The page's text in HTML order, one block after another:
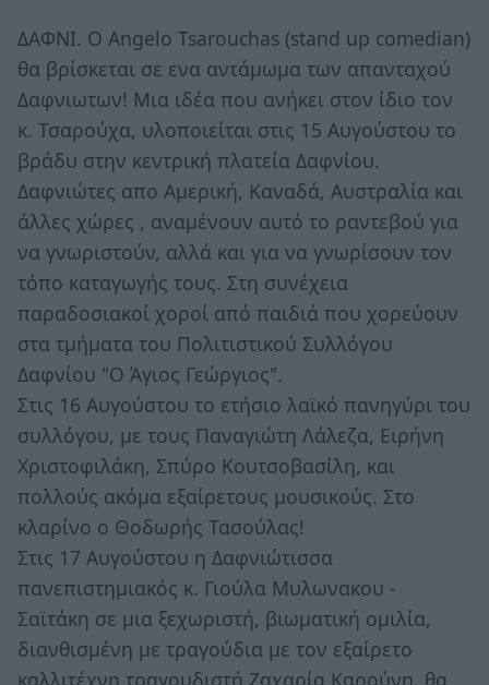
ΔΑΦΝΙ. Ο Angelo Tsarouchas (stand up comedian)
θα βρίσκεται σε ενα αντάμωμα των απανταχού
Δαφνιωτων! Μια ιδέα που ανήκει στον ίδιο τον
κ. Τσαρούχα, υλοποιείται στις 15 Αυγούστου το
βράδυ στην κεντρική πλατεία Δαφνίου.
Δαφνιώτες απο Αμερική, Καναδά, Αυστραλία και
άλλες χώρες , αναμένουν αυτό το ραντεβού για
να γνωριστούν, αλλά και για να γνωρίσουν τον
τόπο καταγωγής τους. Στη συνέχεια
παραδοσιακοί χοροί από παιδιά που χορεύουν
στα τμήματα του Πολιτιστικού Συλλόγου
Δαφνίου "Ο Άγιος Γεώργιος".
Στις 16 Αυγούστου το ετήσιο λαϊκό πανηγύρι του
συλλόγου, με τους Παναγιώτη Λάλεζα, Ειρήνη
Χριστοφιλάκη, Σπύρο Κουτσοβασίλη, και
πολλούς ακόμα εξαίρετους μουσικούς. Στο
κλαρίνο ο Θοδωρής Τασούλας!
Στις 17 Αυγούστου η Δαφνιώτισσα
πανεπιστημιακός κ. Γιούλα Μυλωνακου -
Σαϊτάκη σε μια ξεχωριστή, βιωματική ομιλία,
διανθισμένη με τραγούδια με τον εξαίρετο
καλλιτέχνη τραγουδιστή Ζαχαρία Καρούνη, θα